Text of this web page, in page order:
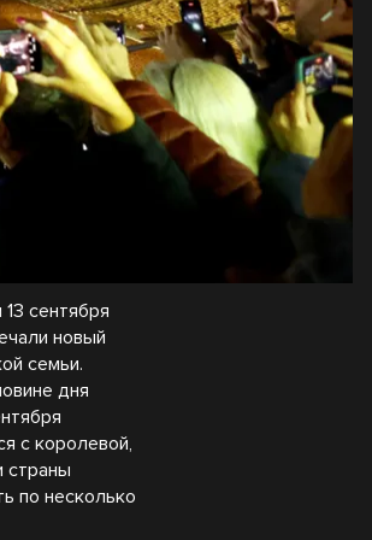
сентября
новый
семьи.
дня
с королевой,
страны
по несколько